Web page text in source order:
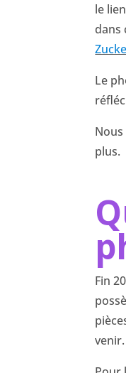
le
dans
Le
plus.
Fin
venir.